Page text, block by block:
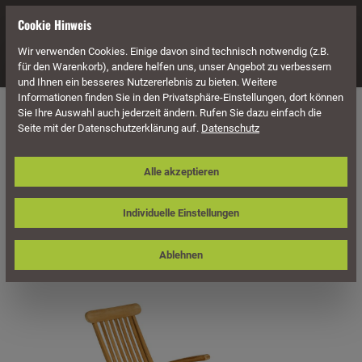
Navigation
Sonnenpartner Deckchair Manhattan,
Teakholz
Bildergalerie überspringen
Cookie Hinweis
Wir verwenden Cookies. Einige davon sind technisch notwendig (z.B.
für den Warenkorb), andere helfen uns, unser Angebot zu verbessern
und Ihnen ein besseres Nutzererlebnis zu bieten. Weitere
Informationen finden Sie in den Privatsphäre-Einstellungen, dort können
Sie Ihre Auswahl auch jederzeit ändern. Rufen Sie dazu einfach die
Seite mit der Datenschutzerklärung auf. Datenschutz
Individuelle Einstellungen
Ablehnen
Alle akzeptieren